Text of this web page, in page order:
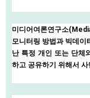
미디어여론연구소
모니터링 방법과 빅데이
난 특정 개인 또는 단체
하고 공유하기 위해서